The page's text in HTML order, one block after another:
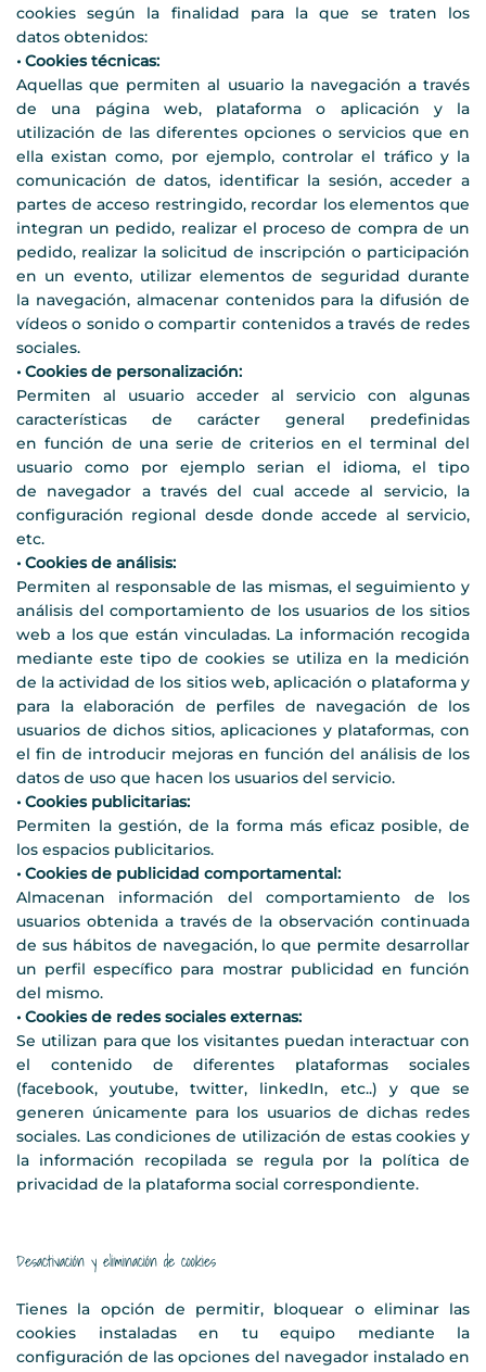
cookies según la finalidad para la que se traten los
datos obtenidos:
• Cookies técnicas:
Aquellas que permiten al usuario la navegación a través
de una página web, plataforma o aplicación y la
utilización de las diferentes opciones o servicios que en
ella existan como, por ejemplo, controlar el tráfico y la
comunicación de datos, identificar la sesión, acceder a
partes de acceso restringido, recordar los elementos que
integran un pedido, realizar el proceso de compra de un
pedido, realizar la solicitud de inscripción o participación
en un evento, utilizar elementos de seguridad durante
la navegación, almacenar contenidos para la difusión de
vídeos o sonido o compartir contenidos a través de redes
sociales.
• Cookies de personalización:
Permiten al usuario acceder al servicio con algunas
características de carácter general predefinidas
en función de una serie de criterios en el terminal del
usuario como por ejemplo serian el idioma, el tipo
de navegador a través del cual accede al servicio, la
configuración regional desde donde accede al servicio,
etc.
• Cookies de análisis:
Permiten al responsable de las mismas, el seguimiento y
análisis del comportamiento de los usuarios de los sitios
web a los que están vinculadas. La información recogida
mediante este tipo de cookies se utiliza en la medición
de la actividad de los sitios web, aplicación o plataforma y
para la elaboración de perfiles de navegación de los
usuarios de dichos sitios, aplicaciones y plataformas, con
el fin de introducir mejoras en función del análisis de los
datos de uso que hacen los usuarios del servicio.
• Cookies publicitarias:
Permiten la gestión, de la forma más eficaz posible, de
los espacios publicitarios.
• Cookies de publicidad comportamental:
Almacenan información del comportamiento de los
usuarios obtenida a través de la observación continuada
de sus hábitos de navegación, lo que permite desarrollar
un perfil específico para mostrar publicidad en función
del mismo.
• Cookies de redes sociales externas:
Se utilizan para que los visitantes puedan interactuar con
el contenido de diferentes plataformas sociales
(facebook, youtube, twitter, linkedIn, etc..) y que se
generen únicamente para los usuarios de dichas redes
sociales. Las condiciones de utilización de estas cookies y
la información recopilada se regula por la política de
privacidad de la plataforma social correspondiente.
Desactivación y eliminación de cookies
Tienes la opción de permitir, bloquear o eliminar las
cookies instaladas en tu equipo mediante la
configuración de las opciones del navegador instalado en